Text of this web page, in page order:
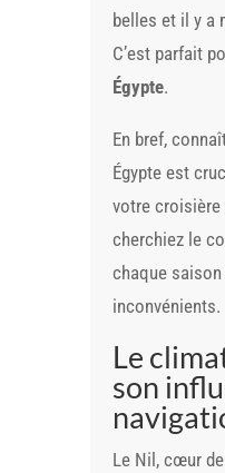
belles et il y a
C’est parfait
Égypte.
En bref,
Égypte est
votre croisière
cherchiez le
chaque
inconvénients.
Le
son
Le Nil, cœur de